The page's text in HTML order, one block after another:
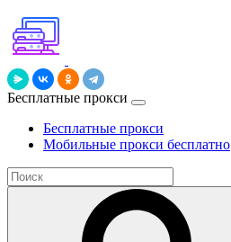
Бесплатные прокси
Бесплатные прокси
Мобильные прокси бесплатно